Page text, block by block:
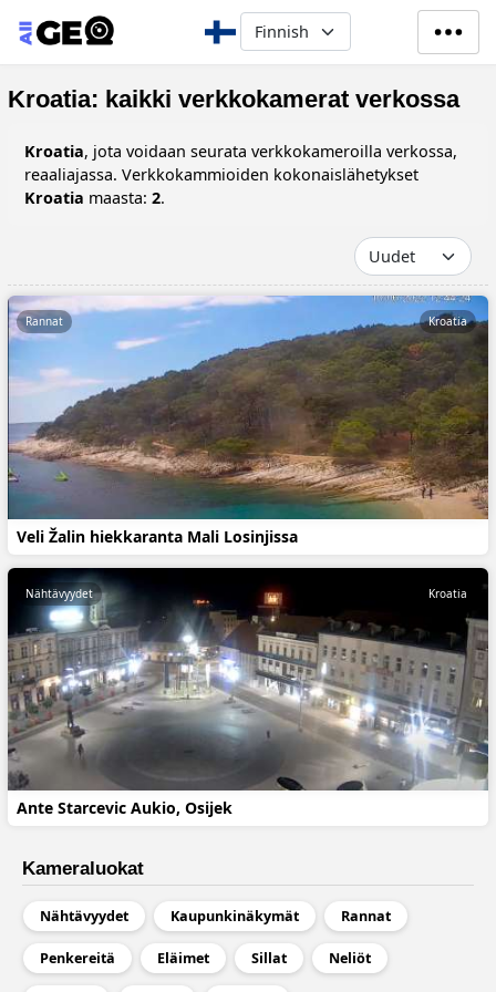
Hyppää pääsisältöön
Select your language
Kroatia: kaikki verkkokamerat verkossa
Kroatia, jota voidaan seurata verkkokameroilla verkossa,
reaaliajassa. Verkkokammioiden kokonaislähetykset
Kroatia maasta: 2.
Veli Žalin hiekkaranta Mali Losinjissa
Rannat Kroatia
Ante Starcevic Aukio, Osijek
Nähtävyydet Kroatia
Kameraluokat
Nähtävyydet Kaupunkinäkymät Rannat
Penkereitä Eläimet Sillat Neliöt